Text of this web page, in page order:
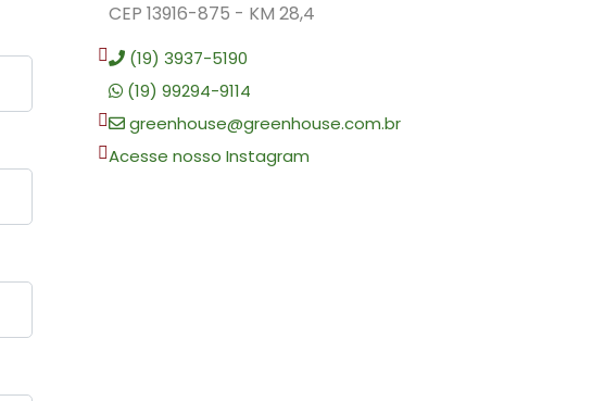
CEP 13916-875 - KM 28,4
(19) 3937-5190
(19) 99294-9114
greenhouse@greenhouse.com.br
Acesse nosso Instagram